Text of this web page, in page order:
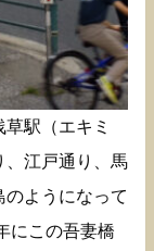
駅（エキミ
、江戸通り、馬
ようになって
にこの吾妻橋